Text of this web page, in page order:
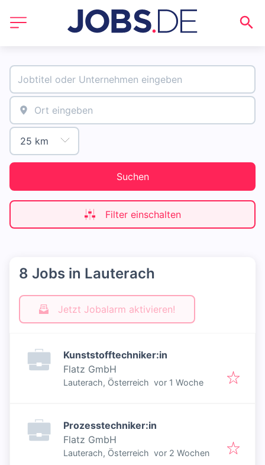
Suchen
Filter einschalten
8 Jobs in Lauterach
Jetzt Jobalarm aktivieren!
Kunststofftechniker:in
Flatz GmbH
Lauterach, Österreich Veröffentlicht
vor 1 Woche
Prozesstechniker:in
Flatz GmbH
Lauterach, Österreich Veröffentlicht:
vor 2 Wochen